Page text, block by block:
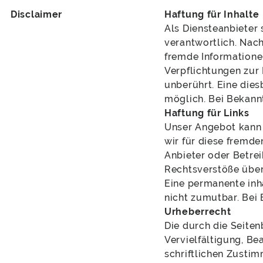
Disclaimer
Haftung für Inhalte
Als Diensteanbieter
verantwortlich.
fremde
Verpflichtungen zur
unberührt. Eine
möglich. Bei
Haftung für Links
Unser Angebot
wir für diese
Anbieter oder
Rechtsverstöße
Eine permanente
nicht zumutbar. Bei
Urheberrecht
Die durch die
Vervielfältigung,
schriftlichen